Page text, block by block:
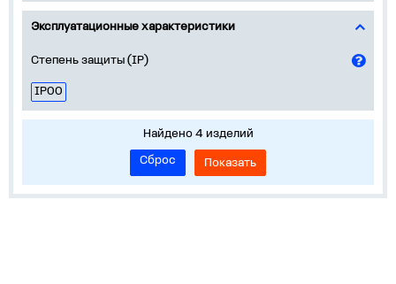
Эксплуатационные характеристики
Степень защиты (IP)
IP00
Найдено 4 изделий
Сброс
Показать